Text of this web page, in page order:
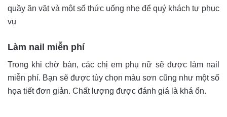
quầy ăn vặt và một số thức uống nhẹ để quý khách tự phục
vụ
Làm nail miễn phí
Trong khi chờ bàn, các chị em phụ nữ sẽ được làm nail
miễn phí. Bạn sẽ được tùy chọn màu sơn cũng như một số
họa tiết đơn giản. Chất lượng được đánh giá là khá ổn.